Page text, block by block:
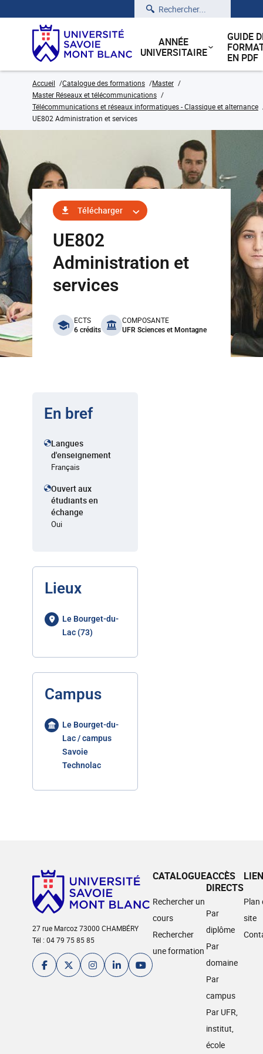
Rechercher
ANNÉE
UNIVERSITAIRE
GUIDE
EN PDF
Accueil Catalogue des formations
Master
Master Réseaux et télécommunications
Télécommunications et réseaux informatiques - Classique et alternance
UE802 Administration et services
Télécharger
UE802
Administration et
services
benefits
ECTS
6 crédits
COMPOSANTE
UFR Sciences et Montagne
En bref
Langues
d'enseignement
Français
Ouvert aux
étudiants en
échange
Oui
Lieux
Le Bourget-du-
Lac (73)
Campus
Le Bourget-du-
Lac / campus
Savoie
Technolac
27 rue Marcoz 73000 CHAMBÉRY
Tél : 04 79 75 85 85
CATALOGUE
Rechercher un
cours
Rechercher
une formation
ACCÈS
DIRECTS
Par
diplôme
Par
domaine
Par
campus
Par UFR,
institut,
école
Plan
site